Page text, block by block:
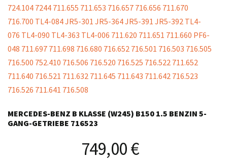
MERCEDES-BENZ B KLASSE (W245) B150 1.5 BENZIN 5-
GANG-GETRIEBE 716523
749,00€